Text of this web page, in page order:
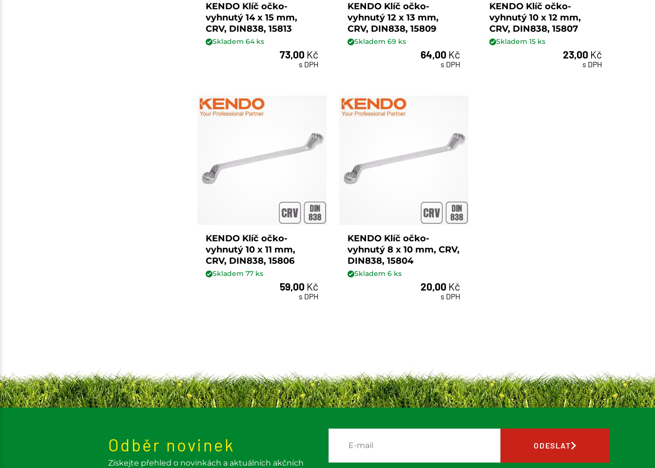
KENDO Klíč očko-
vyhnutý 14 x 15 mm,
CRV, DIN838, 15813
Skladem64ks
73,00 Kč
s DPH
KENDO Klíč očko-
vyhnutý 12 x 13 mm,
CRV, DIN838, 15809
Skladem69 ks
64,00 Kč
s DPH
KENDO Klíč očko-
vyhnutý 10 x 12 mm,
CRV, DIN838, 15807
Skladem15 ks
23,00 Kč
s DPH
KENDO Klíč očko-
vyhnutý 10 x 11 mm,
CRV, DIN838, 15806
Skladem77 ks
59,00 Kč
s DPH
KENDO Klíč očko-
vyhnutý 8 x 10 mm, CRV,
DIN838, 15804
Skladem6 ks
20,00 Kč
s DPH
Odběr novinek
Získejte přehled o novinkách a aktuálních akčních
ODESLAT